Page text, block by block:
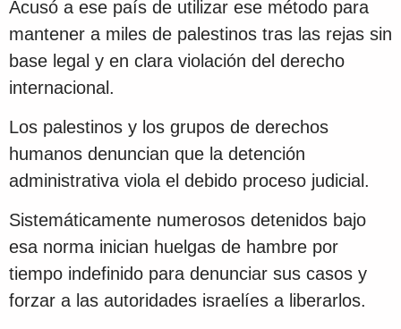
Acusó a ese país de utilizar ese método para
mantener a miles de palestinos tras las rejas sin
base legal y en clara violación del derecho
internacional.
Los palestinos y los grupos de derechos
humanos denuncian que la detención
administrativa viola el debido proceso judicial.
Sistemáticamente numerosos detenidos bajo
esa norma inician huelgas de hambre por
tiempo indefinido para denunciar sus casos y
forzar a las autoridades israelíes a liberarlos.